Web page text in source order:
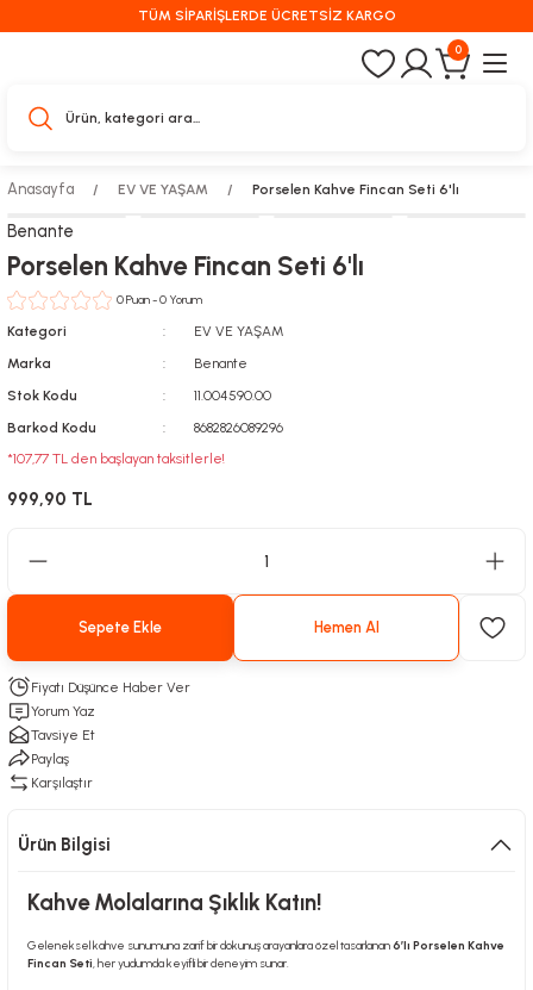
TÜM SİPARİŞLERDE ÜCRETSİZ KARGO
0
Anasayfa EV VE YAŞAM Porselen Kahve Fincan Seti 6'lı
Benante
Porselen Kahve Fincan Seti 6'lı
0 Puan - 0 Yorum
Kategori
EV VE YAŞAM
Marka
Benante
Stok Kodu
11.004590.00
Barkod Kodu
8682826089296
*107,77 TL den başlayan taksitlerle!
999,90 TL
Sepete Ekle Hemen Al
Fiyatı Düşünce Haber Ver
Yorum Yaz
Tavsiye Et
Paylaş
Karşılaştır
Ürün Bilgisi
Kahve Molalarına Şıklık Katın!
Geleneksel kahve sunumuna zarif bir dokunuş arayanlara özel tasarlanan6’lı Porselen Kahve
Fincan Seti, her yudumda keyifli bir deneyim sunar.